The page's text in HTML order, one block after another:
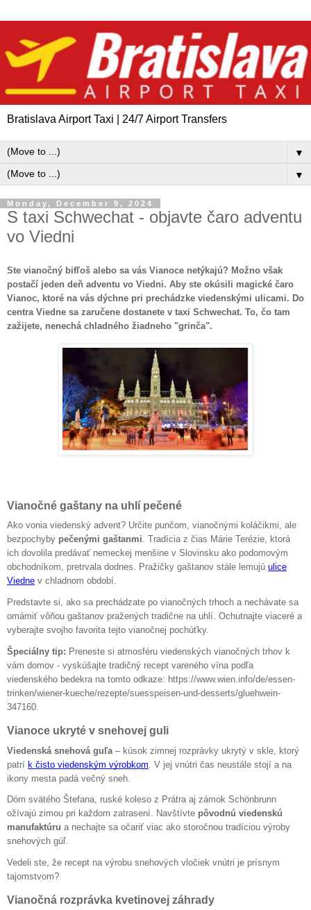
Bratislava Airport Taxi | 24/7 Airport Transfers
▼
▼
Monday, December 9, 2024
S taxi Schwechat - objavte čaro adventu
vo Viedni
Ste vianočný bifľoš alebo sa vás Vianoce netýkajú? Možno však
postačí jeden deň adventu vo Viedni. Aby ste okúsili magické čaro
Vianoc, ktoré na vás dýchne pri prechádzke viedenskými ulicami. Do
centra Viedne sa zaručene dostanete v taxi Schwechat. To, čo tam
zažijete, nenechá chladného žiadneho "grinča".
Vianočné gaštany na uhlí pečené
Ako vonia viedenský advent? Určite punčom, vianočnými koláčikmi, ale
bezpochyby pečenými gaštanmi. Tradícia z čias Márie Terézie, ktorá
ich dovolila predávať nemeckej menšine v Slovinsku ako podomovým
obchodníkom, pretrvala dodnes. Pražičky gaštanov stále lemujú ulice
Viedne v chladnom období.
Predstavte si, ako sa prechádzate po vianočných trhoch a nechávate sa
omámiť vôňou gaštanov pražených tradične na uhlí. Ochutnajte viaceré a
vyberajte svojho favorita tejto vianočnej pochúťky.
Špeciálny tip: Preneste si atmosféru viedenských vianočných trhov k
vám domov - vyskúšajte tradičný recept vareného vína podľa
viedenského bedekra na tomto odkaze: https://www.wien.info/de/essen-
trinken/wiener-kueche/rezepte/suesspeisen-und-desserts/gluehwein-
347160.
Vianoce ukryté v snehovej guli
Viedenská snehová guľa – kúsok zimnej rozprávky ukrytý v skle, ktorý
patrí k čisto viedenským výrobkom . V jej vnútri čas neustále stojí a na
ikony mesta padá večný sneh.
Dóm svätého Štefana, ruské koleso z Prátra aj zámok Schönbrunn
ožívajú zimou pri každom zatrasení. Navštívte pôvodnú viedenskú
manufaktúru a nechajte sa očariť viac ako storočnou tradíciou výroby
snehových gúľ.
Vedeli ste, že recept na výrobu snehových vločiek vnútri je prísnym
tajomstvom?
Vianočná rozprávka kvetinovej záhrady